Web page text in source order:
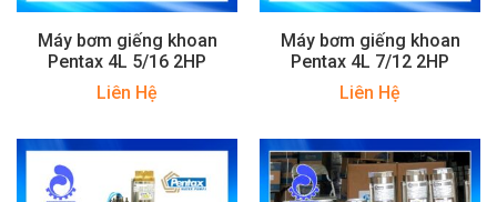
Máy bơm giếng khoan
Pentax 4L 5/16 2HP
Liên Hệ
Máy bơm giếng khoan
Pentax 4L 7/12 2HP
Liên Hệ